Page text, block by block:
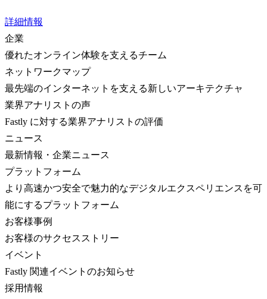
詳細情報
企業
優れたオンライン体験を支えるチーム
ネットワークマップ
最先端のインターネットを支える新しいアーキテクチャ
業界アナリストの声
Fastly に対する業界アナリストの評価
ニュース
最新情報・企業ニュース
プラットフォーム
より高速かつ安全で魅力的なデジタルエクスペリエンスを可
能にするプラットフォーム
お客様事例
お客様のサクセスストリー
イベント
Fastly 関連イベントのお知らせ
採用情報